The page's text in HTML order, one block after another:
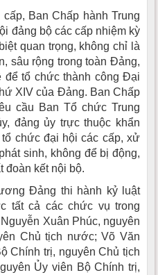
Ban Chấp hành Trung
đảng bộ các cấp nhiệm kỳ
quan trọng, không chỉ là
sâu rộng trong toàn Đảng,
để tổ chức thành công Đại
XIV của Đảng. Ban Chấp
cầu Ban Tổ chức Trung
đảng ủy trực thuộc khẩn
chức đại hội các cấp, xử
sinh, không để bị động,
đoàn kết nội bộ.
Đảng thi hành kỷ luật
tất cả các chức vụ trong
Xuân Phúc, nguyên
Chủ tịch nước; Võ Văn
Chính trị, nguyên Chủ tịch
Ủy viên Bộ Chính trị,